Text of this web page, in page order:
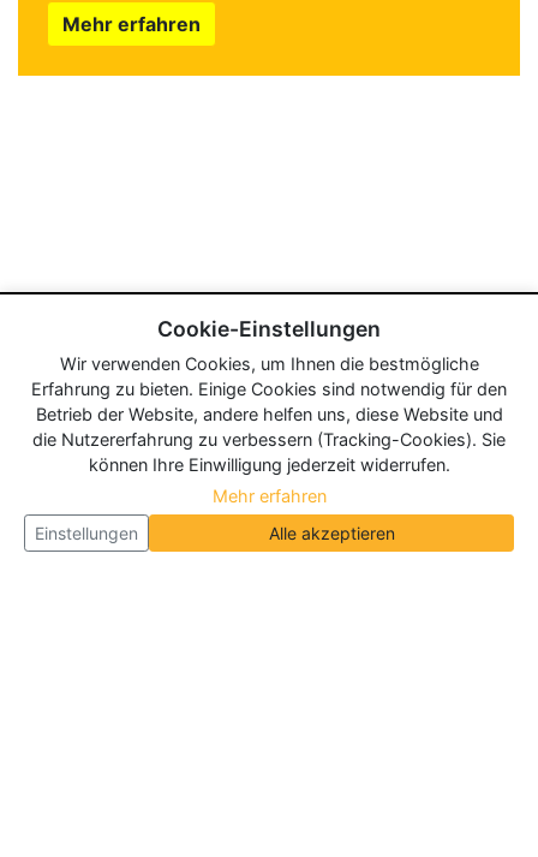
Mehr erfahren
Cookie-Einstellungen
Wir verwenden Cookies, um Ihnen die bestmögliche
Erfahrung zu bieten. Einige Cookies sind notwendig für den
Betrieb der Website, andere helfen uns, diese Website und
die Nutzererfahrung zu verbessern (Tracking-Cookies). Sie
können Ihre Einwilligung jederzeit widerrufen.
Mehr erfahren
Einstellungen
Alle akzeptieren